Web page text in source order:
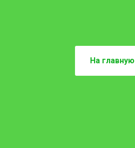
На главную